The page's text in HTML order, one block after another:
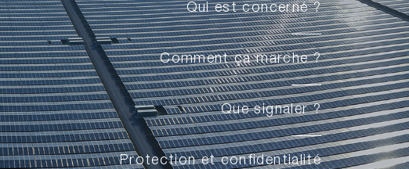
Qui est concerné ?
Comment ça marche ?
Que signaler ?
Protection et confidentialité